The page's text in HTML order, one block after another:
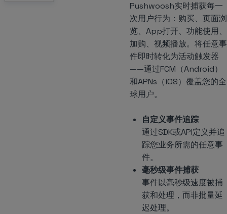
Pushwoosh实时捕获每一
次用户行为：购买、页面浏
览、App打开、功能使用、
加购、视频播放。将任意事
件即时转化为活动触发器
——通过FCM（Android）
和APNs（iOS）覆盖您的全
球用户。
自定义事件追踪
通过SDK或API定义并追
踪您业务所需的任意事
件。
毫秒级事件捕获
事件以毫秒级速度被捕
获和处理，而非批量延
迟处理。